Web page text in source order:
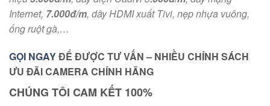
Internet, 7.000đ/m, dây HDMI xuất Tivi, nẹp nhựa vuông,
ống ruột gà,…
GỌI NGAYĐỂ ĐƯỢC TƯ VẤN – NHIỀU CHÍNH SÁCH
ƯU ĐÃI CAMERA CHÍNH HÃNG
CHÚNG TÔI CAM KẾT 100%